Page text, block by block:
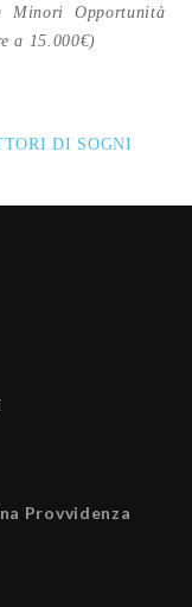
Opportunità
a 15.000€)
DI SOGNI
Provvidenza